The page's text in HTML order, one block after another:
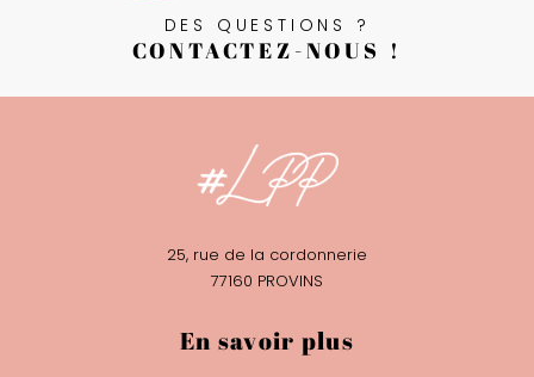
DES QUESTIONS ?
CONTACTEZ-NOUS !
25, rue de la cordonnerie
77160 PROVINS
En savoir plus